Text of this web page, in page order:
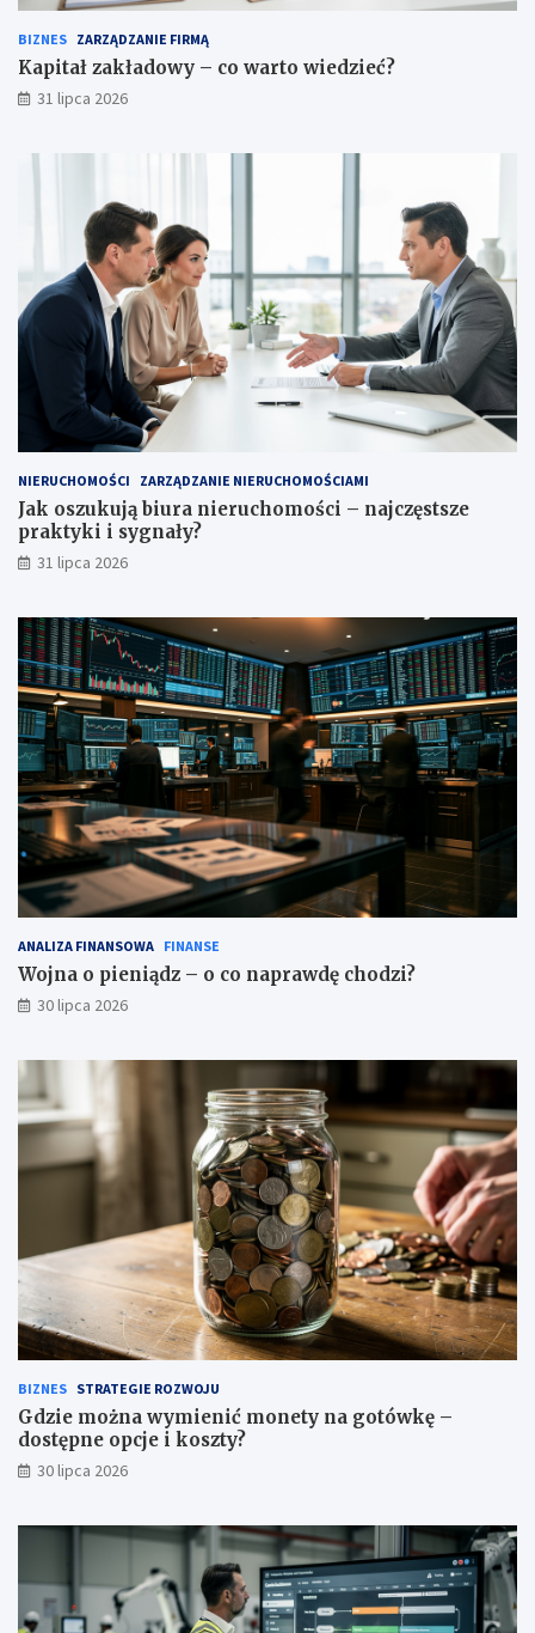
BIZNES ZARZĄDZANIE FIRMĄ
Kapitał zakładowy – co warto wiedzieć?
31 lipca 2026
NIERUCHOMOŚCI ZARZĄDZANIE NIERUCHOMOŚCIAMI
Jak oszukują biura nieruchomości – najczęstsze
praktyki i sygnały?
31 lipca 2026
ANALIZA FINANSOWA FINANSE
Wojna o pieniądz – o co naprawdę chodzi?
30 lipca 2026
BIZNES STRATEGIE ROZWOJU
Gdzie można wymienić monety na gotówkę –
dostępne opcje i koszty?
30 lipca 2026